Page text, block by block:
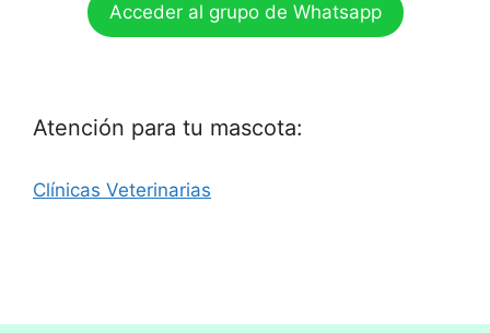
Acceder al grupo de Whatsapp
Atención para tu mascota:
Clínicas Veterinarias